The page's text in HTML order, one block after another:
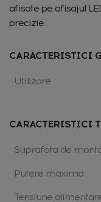
afisate pe afisajul
precizie.
CARACTERISTICI
Utilizare
CARACTERISTICI
Suprafata de
Putere maxima
Tensiune